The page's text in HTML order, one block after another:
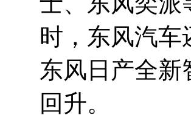
时，东风汽车
东风日产全新
回升。